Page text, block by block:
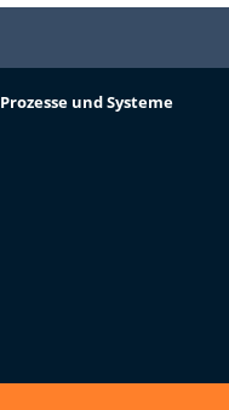
und Systeme